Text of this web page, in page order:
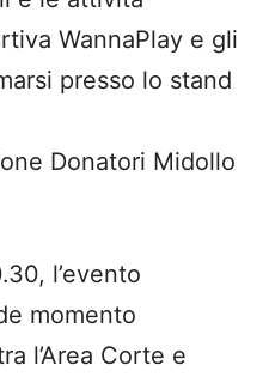
WannaPlay e gli
presso lo stand
Donatori Midollo
l’evento
momento
l’Area Corte e